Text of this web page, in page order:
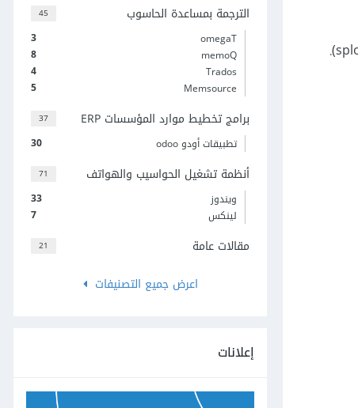
45 الترجمة بمساعدة الحاسوب
3
omegaT
8
memoQ
4
Trados
5
Memsource
37 برامج تخطيط موارد المؤسسات ERP
30 تطبيقات أودو odoo
71 أنظمة تشغيل الحواسيب والهواتف
33
ويندوز
7
لينكس
21
مقالات عامة
اعرض جميع التصنيفات
إعلانات